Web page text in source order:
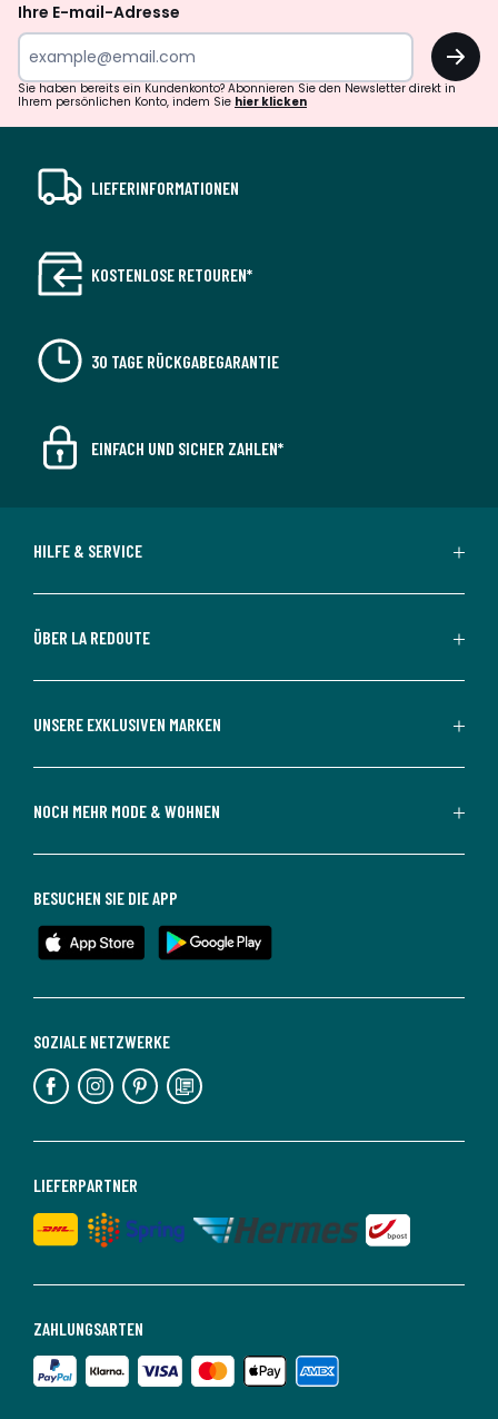
Ihre E-mail-Adresse
OK
Sie haben bereits ein Kundenkonto? Abonnieren Sie den Newsletter direkt in
Ihrem persönlichen Konto, indem Sie hier klicken
LIEFERINFORMATIONEN
KOSTENLOSE RETOUREN*
30 TAGE RÜCKGABEGARANTIE
EINFACH UND SICHER ZAHLEN*
HILFE & SERVICE
ÜBER LA REDOUTE
UNSERE EXKLUSIVEN MARKEN
NOCH MEHR MODE & WOHNEN
ZAHLUNGSARTEN
LIEFERPARTNER
SOZIALE NETZWERKE
BESUCHEN SIE DIE APP